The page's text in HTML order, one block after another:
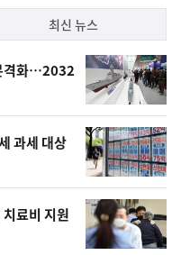
최신 뉴스
격화…2032
과세 대상
료비 지원